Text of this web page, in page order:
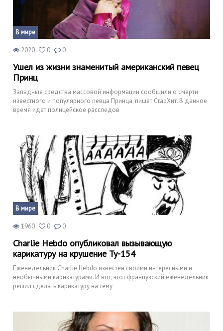
В мире
2020 0 0
Ушел из жизни знаменитый американский певец
Принц
Западные средства массовой информации сообщили о смерти
известного и популярного певца Принца, пишет СтарХит. В данное
время идет полицейское расследов
В мире
1960 0 0
Charlie Hebdo опубликовал вызывающую
карикатуру на крушение Ту-154
Еженедельник Charlie Hebdo известен своими интересными и
необычными карикатурами. И вот, этот французский еженедельник
решил сделать карикатуру на тему